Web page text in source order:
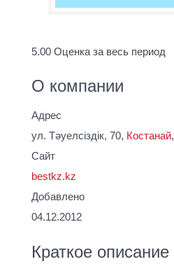
5.00 Оценка за весь период
О компании
Адрес
ул. Тәуелсіздік, 70, Костанай,
Сайт
bestkz.kz
Добавлено
04.12.2012
Краткое описание